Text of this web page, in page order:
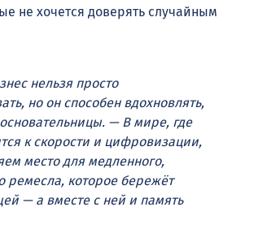
не хочется доверять случайным
нельзя просто
но он способен вдохновлять,
— В мире, где
к скорости и цифровизации,
место для медленного,
ремесла, которое бережёт
— а вместе с ней и память